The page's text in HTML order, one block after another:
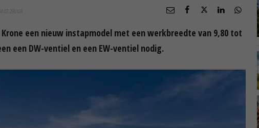
07:29
een nieuw instapmodel met een werkbreedte van 9,80 tot
een DW-ventiel en een EW-ventiel nodig.